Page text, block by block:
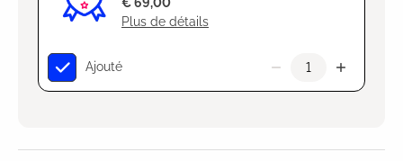
Plus de détails
Ajouté